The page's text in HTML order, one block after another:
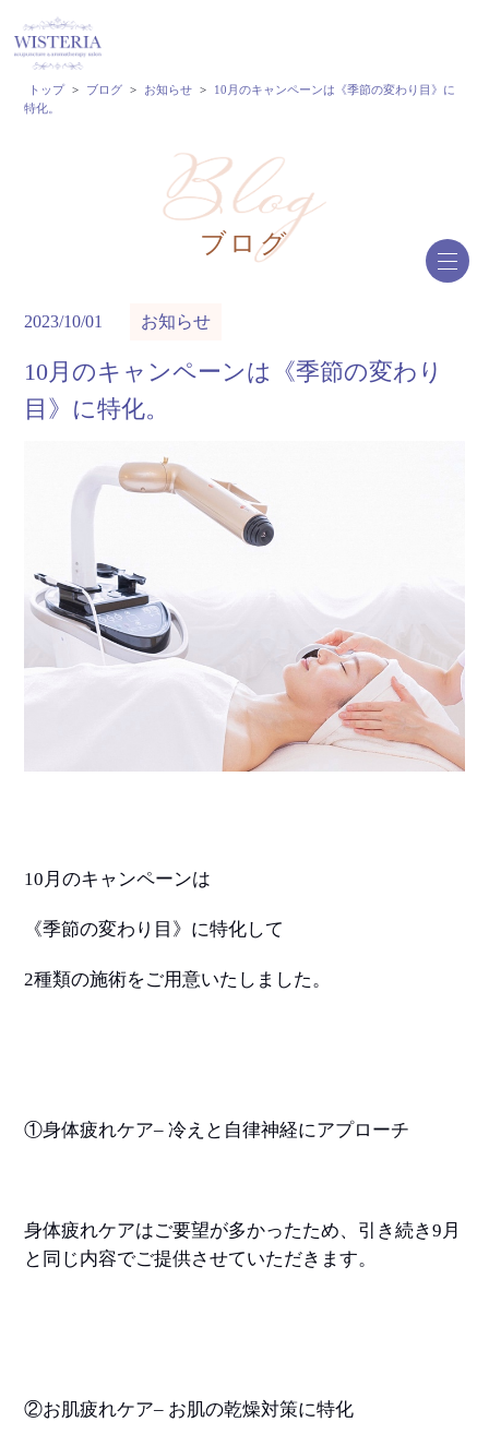
トップ > ブログ > お知らせ >
10月のキャンペーンは《季節の変わり目》に
特化。
ブログ
2023/10/01 お知らせ
10月のキャンペーンは《季節の変わり
目》に特化。
10 月のキャンペーンは
《季節の変わり目》に特化して
2種類の施術をご用意いたしました。
①身体疲れケア–冷えと自律神経にアプローチ
身体疲れケアはご要望が多かったため、引き続き9 月
と同じ内容でご提供させていただきます。
②お肌疲れケア– お肌の乾燥対策に特化